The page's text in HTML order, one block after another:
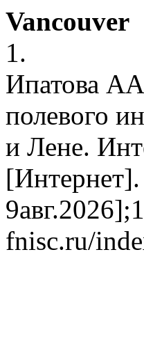
Vancouver
1.
Ипатова
полевого
и Лене.
fnisc.ru/